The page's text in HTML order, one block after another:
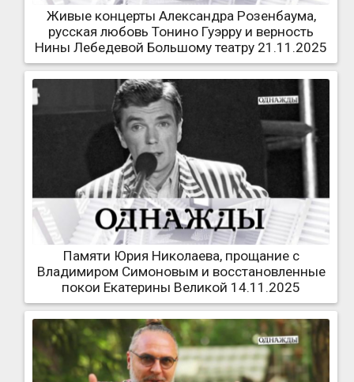
Живые концерты Александра Розенбаума,
русская любовь Тонино Гуэрру и верность
Нины Лебедевой Большому театру 21.11.2025
Памяти Юрия Николаева, прощание с
Владимиром Симоновым и восстановленные
покои Екатерины Великой 14.11.2025